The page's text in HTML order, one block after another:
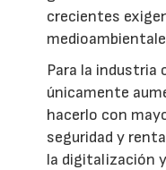
crecientes
Para la industria
únicamente
hacerlo con
seguridad y
la digitalización